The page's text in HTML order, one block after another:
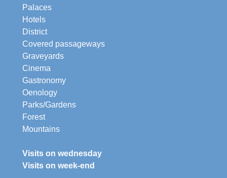
Palaces
Hotels
District
Covered passageways
Graveyards
Cinema
Gastronomy
Oenology
Parks/Gardens
Forest
Mountains
Visits on wednesday
Visits on week-end